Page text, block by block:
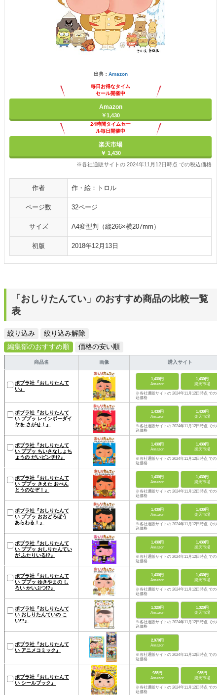
出典： Amazon
毎日お得なタイム
セール開催中
Amazon
￥1,430
24時間タイムセー
ル毎日開催中
楽天市場
￥ 1,430
※各社通販サイトの 2024年11月12日時点 での税込価格
作者 作・絵：トロル
ページ数 32ページ
サイズ A4変型判（縦266×横207mm）
初版 2018年12月13日
「おしりたんてい」のおすすめ商品の比較一覧
表
絞り込み
絞り込み解除
編集部のおすすめ順
価格の安い順
商品名 画像 購入サイト
ポプラ社『おしりたんて
い』
1,430円
Amazon
1,430円
楽天市場
※各社通販サイトの 2024年11月12日時点 での税
込価格
ポプラ社『おしりたんて
い ププッ レインボーダイ
ヤを さがせ！』
1,430円
Amazon
1,430円
楽天市場
※各社通販サイトの 2024年11月12日時点 での税
込価格
ポプラ社『おしりたんて
い ププッ ちいさなしょち
ょうの だいピンチ!?』
1,430円
Amazon
1,430円
楽天市場
※各社通販サイトの 2024年11月12日時点 での税
込価格
ポプラ社『おしりたんて
い ププッ きえた おべん
とうのなぞ！』
1,430円
Amazon
1,430円
楽天市場
※各社通販サイトの 2024年11月12日時点 での税
込価格
ポプラ社『おしりたんて
い ププッ おおどろぼう
あらわる！』
1,430円
Amazon
1,430円
楽天市場
※各社通販サイトの 2024年11月12日時点 での税
込価格
ポプラ社『おしりたんて
い ププッ おしりたんてい
が ふたりいる!?』
1,430円
Amazon
1,430円
楽天市場
※各社通販サイトの 2024年11月12日時点 での税
込価格
ポプラ社『おしりたんて
い ププッ ゆきやまの し
ろい かいぶつ!?』
1,430円
Amazon
1,430円
楽天市場
※各社通販サイトの 2024年11月12日時点 での税
込価格
ポプラ社『おしりたんて
い おしりたんていの こ
い!?』
1,320円
Amazon
1,320円
楽天市場
※各社通販サイトの 2024年11月12日時点 での税
込価格
ポプラ社『おしりたんて
い アニメコミック』
2,970円
Amazon
※各社通販サイトの 2024年11月12日時点 での税
込価格
ポプラ社『おしりたんて
い シールブック』
935円
Amazon
935円
楽天市場
※各社通販サイトの 2024年11月12日時点 での税
込価格